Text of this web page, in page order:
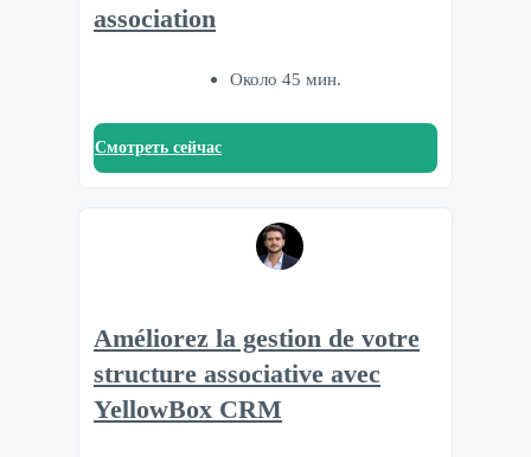
association
Около 45 мин.
Смотреть сейчас
Améliorez la gestion de votre
structure associative avec
YellowBox CRM